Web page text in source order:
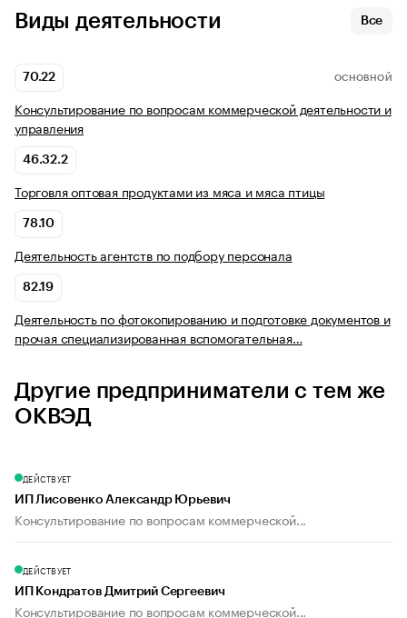
Виды деятельности Все
70.22 ОСНОВНОЙ
Консультирование по вопросам коммерческой деятельности и
управления
46.32.2
Торговля оптовая продуктами из мяса и мяса птицы
78.10
Деятельность агентств по подбору персонала
82.19
Деятельность по фотокопированию и подготовке документов и
прочая специализированная вспомогательная…
Другие предприниматели с тем же
ОКВЭД
ДЕЙСТВУЕТ
ИП Лисовенко Александр Юрьевич
Консультирование по вопросам коммерческой...
ДЕЙСТВУЕТ
ИП Кондратов Дмитрий Сергеевич
Консультирование по вопросам коммерческой...